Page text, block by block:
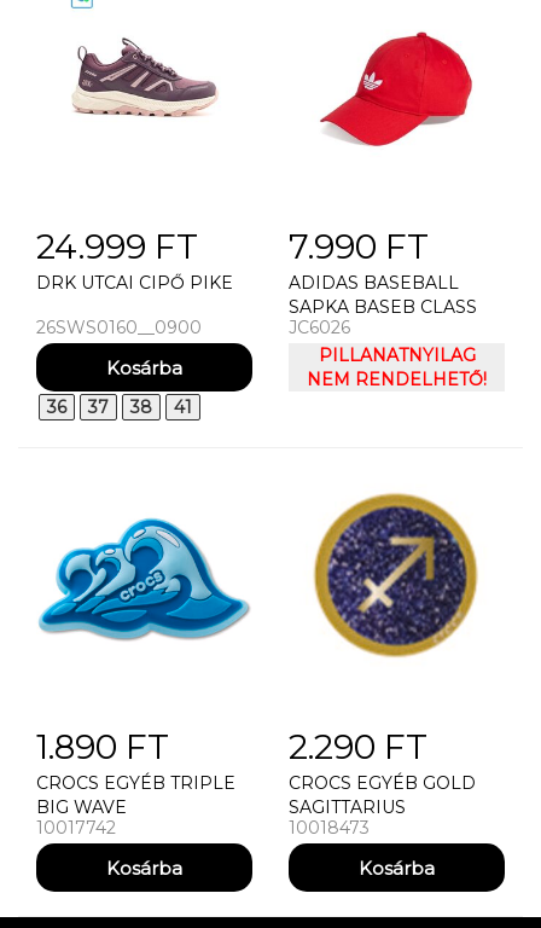
24.999 FT
DRK UTCAI CIPŐ PIKE
26SWS0160__0900
36 37 38 41
7.990 FT
ADIDAS BASEBALL
SAPKA BASEB CLASS
TRE
JC6026
PILLANATNYILAG
NEM RENDELHETŐ!
1.890 FT
CROCS EGYÉB TRIPLE
BIG WAVE
10017742
2.290 FT
CROCS EGYÉB GOLD
SAGITTARIUS
10018473